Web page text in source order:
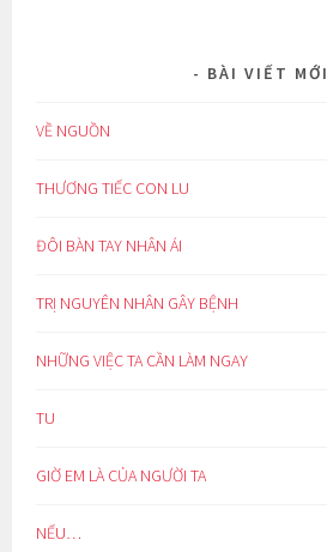
BÀI VIẾT MỚI
VỀ NGUỒN
THƯƠNG TIẾC CON LU
ĐÔI BÀN TAY NHÂN ÁI
TRỊ NGUYÊN NHÂN GÂY BỆNH
NHỮNG VIỆC TA CẦN LÀM NGAY
TU
GIỜ EM LÀ CỦA NGƯỜI TA
NẾU…